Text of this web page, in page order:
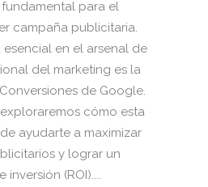
para el
campaña publicitaria.
esencial en el arsenal de
del marketing es la
de Google.
cómo esta
ayudarte a maximizar
y lograr un
(ROI)....